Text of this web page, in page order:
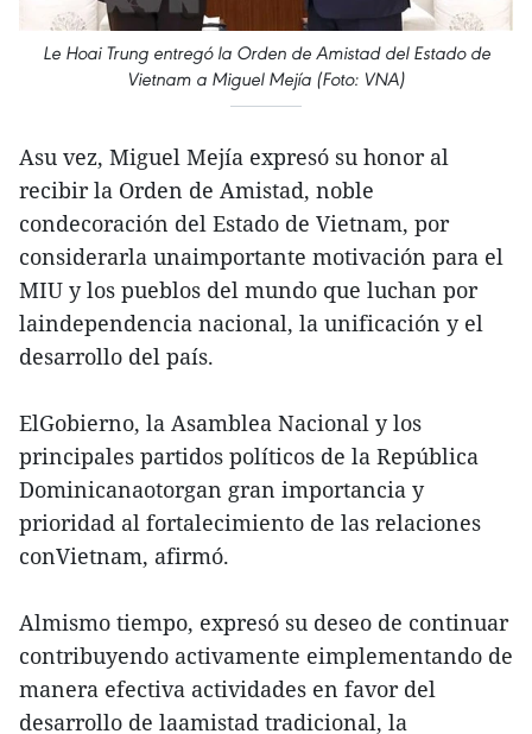
Le Hoai Trung entregó la Orden de Amistad del Estado de
Vietnam a Miguel Mejía (Foto: VNA)
Asu vez, Miguel Mejía expresó su honor al
recibir la Orden de Amistad, noble
condecoración del Estado de Vietnam, por
considerarla unaimportante motivación para el
MIU y los pueblos del mundo que luchan por
laindependencia nacional, la unificación y el
desarrollo del país.
ElGobierno, la Asamblea Nacional y los
principales partidos políticos de la República
Dominicanaotorgan gran importancia y
prioridad al fortalecimiento de las relaciones
conVietnam, afirmó.
Almismo tiempo, expresó su deseo de continuar
contribuyendo activamente eimplementando de
manera efectiva actividades en favor del
desarrollo de laamistad tradicional, la